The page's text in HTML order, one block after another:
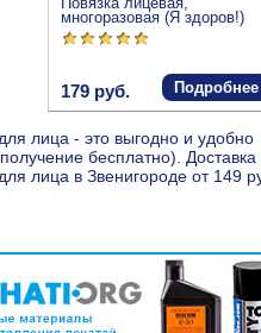
многоразовая (Я здоров!)
179 руб. Подробнее
лица - это выгодно и удобно
бесплатно).
лица в Звенигороде от 149